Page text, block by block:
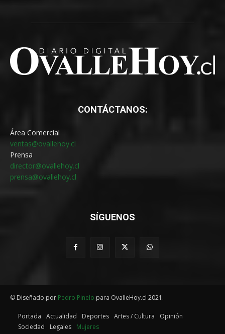
CONTÁCTANOS:
Área Comercial
ventas@ovallehoy.cl
Prensa
director@ovallehoy.cl
prensa@ovallehoy.cl
SÍGUENOS
© Diseñado por Pedro Pinelo para OvalleHoy.cl 2021.
Portada Actualidad Deportes Artes / Cultura
Opinión
Sociedad
Legales Mujeres